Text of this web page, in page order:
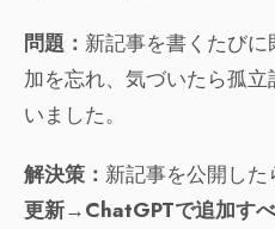
問題： 新記事を書くたび
加を忘れ、気づいたら孤
いました。
解決策： 新記事を公開した
更新→ChatGPTで追加す